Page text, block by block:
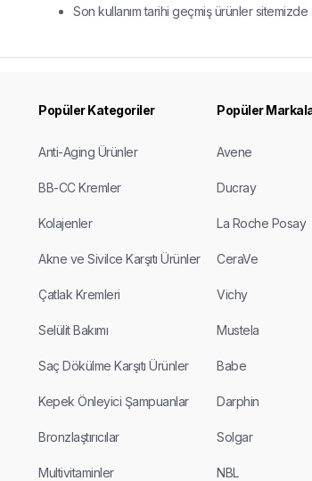
Son kullanım tarihi geçmiş ürünler sitemizde
Popüler Kategoriler
Anti-Aging Ürünler
BB-CC Kremler
Kolajenler
Akne ve Sivilce Karşıtı Ürünler
Çatlak Kremleri
Selülit Bakımı
Saç Dökülme Karşıtı Ürünler
Kepek Önleyici Şampuanlar
Bronzlaştırıcılar
Multivitaminler
Popüler
Avene
Ducray
La Roche Posay
CeraVe
Vichy
Mustela
Babe
Darphin
Solgar
NBL